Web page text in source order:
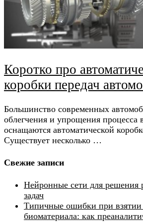
Коротко про
коробки передач
Большинство современных
облегчения и упрощения процесса
оснащаются автоматической
Существует несколько …
Свежие записи
Нейронные сети для решения
задач
Типичные ошибки при взятии
биоматериала: как